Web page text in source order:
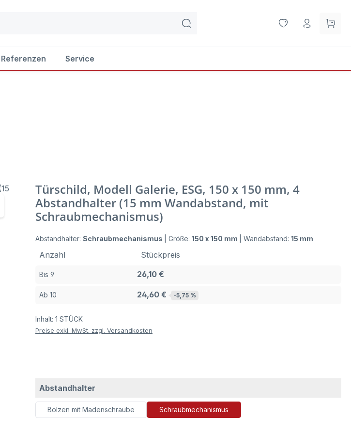
Referenzen Service
Türschild, Modell Galerie, ESG, 150 x 150 mm, 4
Abstandhalter (15 mm Wandabstand, mit
Schraubmechanismus)
Abstandhalter: Schraubmechanismus Größe: 150 x 150 mm Wandabstand: 15 mm
Anzahl Stückpreis
Bis 9 26,10 €
Ab 10 24,60 € -5,75 %
Inhalt: 1 STÜCK
Preise exkl. MwSt. zzgl. Versandkosten
Abstandhalter
Bolzen mit Madenschraube Schraubmechanismus